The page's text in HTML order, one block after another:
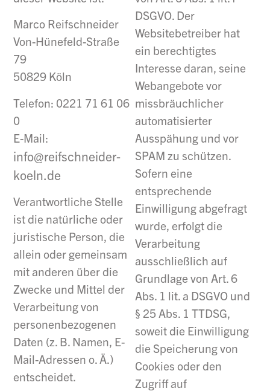
Marco Reifschneider
Von-Hünefeld-Straße
79
50829 Köln
Telefon: 0221 71 61 06
0
E-Mail:
info@reifschneider-
koeln.de
Verantwortliche Stelle
ist die natürliche oder
juristische Person, die
allein oder gemeinsam
mit anderen über die
Zwecke und Mittel der
Verarbeitung von
personenbezogenen
Daten (z. B. Namen, E-
Mail-Adressen o. Ä.)
entscheidet.
DSGVO. Der
Websitebetreiber hat
ein berechtigtes
Interesse daran, seine
Webangebote vor
missbräuchlicher
automatisierter
Ausspähung und vor
SPAM zu schützen.
Sofern eine
entsprechende
Einwilligung abgefragt
wurde, erfolgt die
Verarbeitung
ausschließlich auf
Grundlage von Art. 6
Abs. 1 lit. a DSGVO und
§ 25 Abs. 1 TTDSG,
soweit die Einwilligung
die Speicherung von
Cookies oder den
Zugriff auf